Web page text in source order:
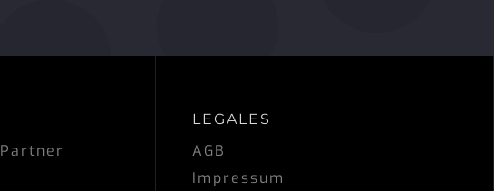
Partner
LEGALES
AGB
Impressum